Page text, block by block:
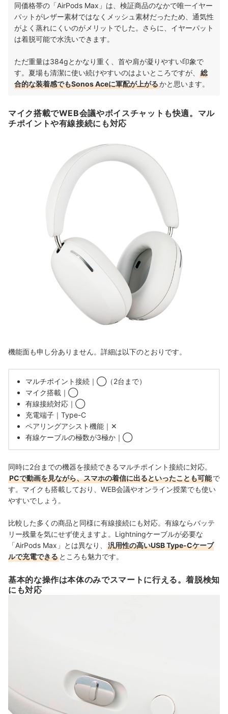
同価格帯の「AirPods Max」は、検証商品のなかで唯一イヤー
パットがレザー素材ではなくメッシュ素材だったため、通気性
がよく蒸れにくいのがメリットでした。さらに、イヤーパット
は着脱可能で水洗いできます。
ただ重量は384gとかなり重く、首や肩が凝りやすい印象で
す。夏場も清潔に使い続けやすいのはよいところですが、
総
合的な装着感でもSonos Aceに軍配が上がるかと思います。
マイク搭載でWEB会議やボイスチャットも快適。マル
チポイントや有線接続にも対応
機能面も申し分ありません。詳細は以下のとおりです。
マルチポイント接続｜◯（2台まで）
マイク搭載｜◯
有線接続対応｜◯
充電端子｜Type-C
ペアリングアシスト機能｜✕
有線ケーブルの極数が3極か｜◯
同時に2台までの機器を接続できるマルチポイント接続に対応。
PCで動画を見ながら、スマホの着信に出るといったことも可能で
す。マイクも搭載しており、WEB会議やオンライン授業でも使い
やすいでしょう。
比較した多くの商品と同様に有線接続にも対応。有線ならバッテ
リー残量を気にせず使えますよ。Lightningケーブルが必要な
「AirPods Max」とは異なり、
汎用性の高いUSB Type-Cケーブ
ルで充電できる ところも魅力です。
基本的な操作は本体のみでスマートに行える。着脱検知
にも対応